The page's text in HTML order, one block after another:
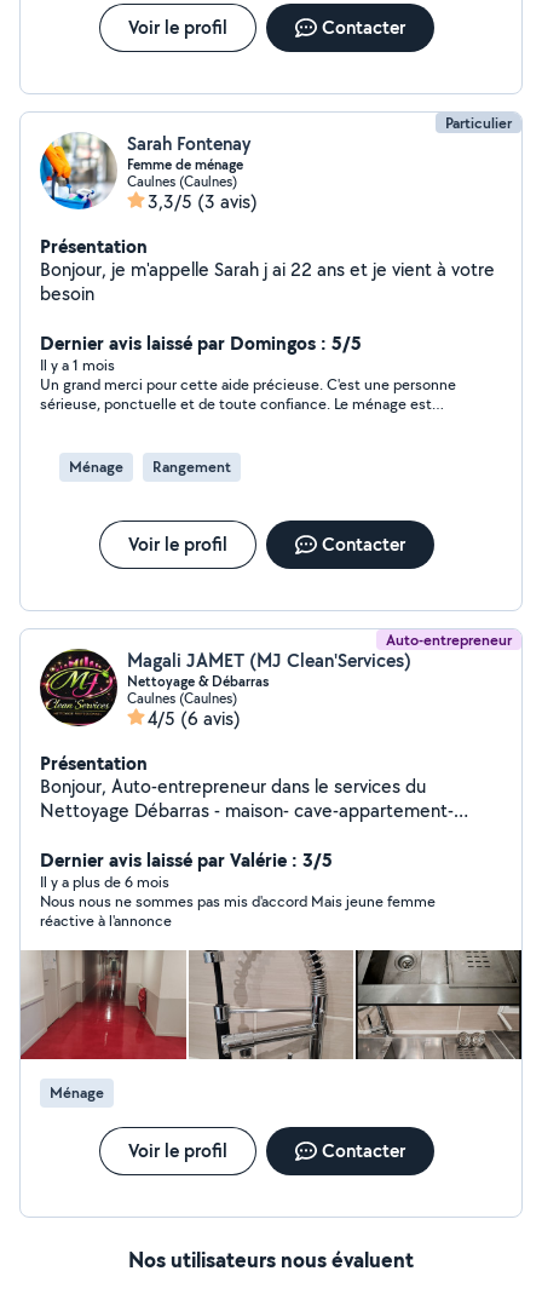
Voir le profil Contacter
Particulier
Sarah Fontenay
Femme de ménage
Caulnes (Caulnes)
3,3/5 (3 avis)
Présentation
Bonjour, je m'appelle Sarah j ai 22 ans et je vient à votre
besoin
Dernier avis laissé par Domingos : 5/5
Il y a 1 mois
Un grand merci pour cette aide précieuse. C'est une personne
sérieuse, ponctuelle et de toute confiance. Le ménage est
Ménage Rangement
Voir le profil Contacter
Auto-entrepreneur
Magali JAMET (MJ Clean'Services)
Nettoyage & Débarras
Caulnes (Caulnes)
4/5 (6 avis)
Présentation
Bonjour, Auto-entrepreneur dans le services du
Nettoyage Débarras - maison- cave-appartement-
appartement,maison ,cave, grenier, hangar, garage +
nettoyage si nécessaire. Travaille propre et soigné Je
suis une personne dynamique, souriante et surtout
motivée. Je propose mes services aux alentours de
Caulnes environ 30km.
Dernier avis laissé par Valérie : 3/5
Il y a plus de 6 mois
Nous nous ne sommes pas mis d'accord Mais jeune femme
réactive à l'annonce
Ménage
Voir le profil Contacter
Nos utilisateurs nous évaluent